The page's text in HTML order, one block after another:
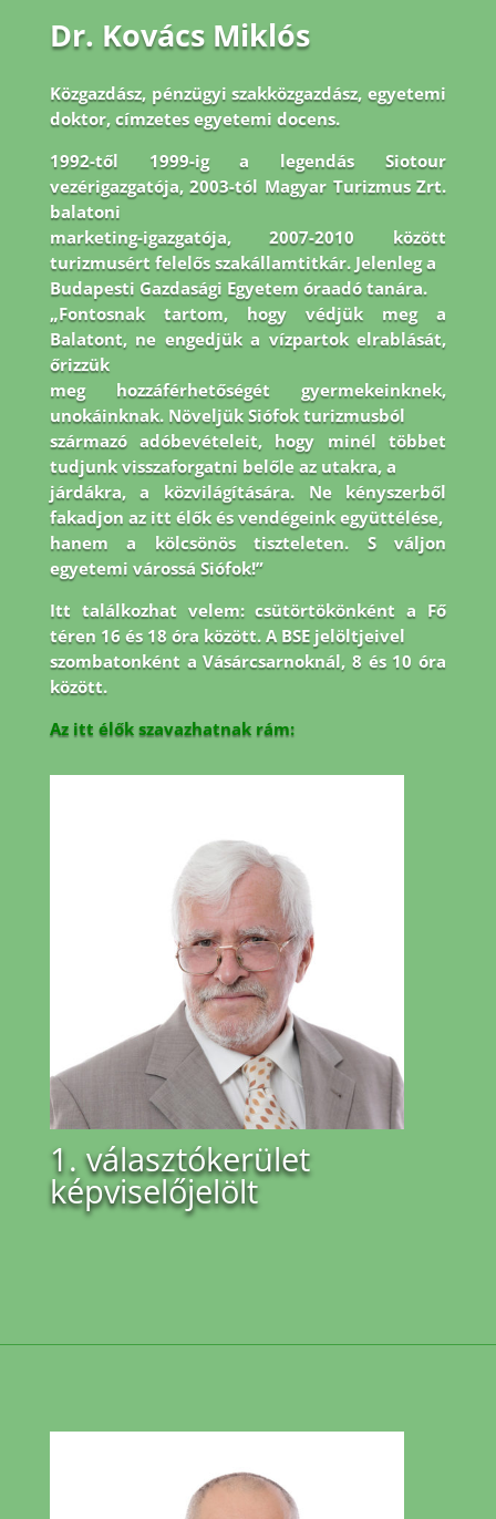
Dr. Kovács Miklós
Közgazdász, pénzügyi szakközgazdász, egyetemi
doktor, címzetes egyetemi docens.
1992-től 1999-ig a legendás Siotour
vezérigazgatója, 2003-tól Magyar Turizmus Zrt.
balatoni
marketing-igazgatója, 2007-2010 között
turizmusért felelős szakállamtitkár. Jelenleg a
Budapesti Gazdasági Egyetem óraadó tanára.
„Fontosnak tartom, hogy védjük meg a
Balatont, ne engedjük a vízpartok elrablását,
őrizzük
meg hozzáférhetőségét gyermekeinknek,
unokáinknak. Növeljük Siófok turizmusból
származó adóbevételeit, hogy minél többet
tudjunk visszaforgatni belőle az utakra, a
járdákra, a közvilágítására. Ne kényszerből
fakadjon az itt élők és vendégeink együttélése,
hanem a kölcsönös tiszteleten. S váljon
egyetemi várossá Siófok!”
Itt találkozhat velem: csütörtökönként a Fő
téren 16 és 18 óra között. A BSE jelöltjeivel
szombatonként a Vásárcsarnoknál, 8 és 10 óra
között.
Az itt élők szavazhatnak rám:
1. választókerület
képviselőjelölt